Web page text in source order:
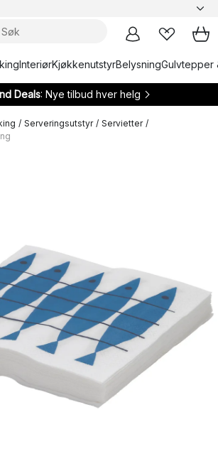
InteriørKjøkkenutstyrBelysningGulvtepper
Deals: Nye tilbud hver helg
/ Serveringsutstyr / Servietter /